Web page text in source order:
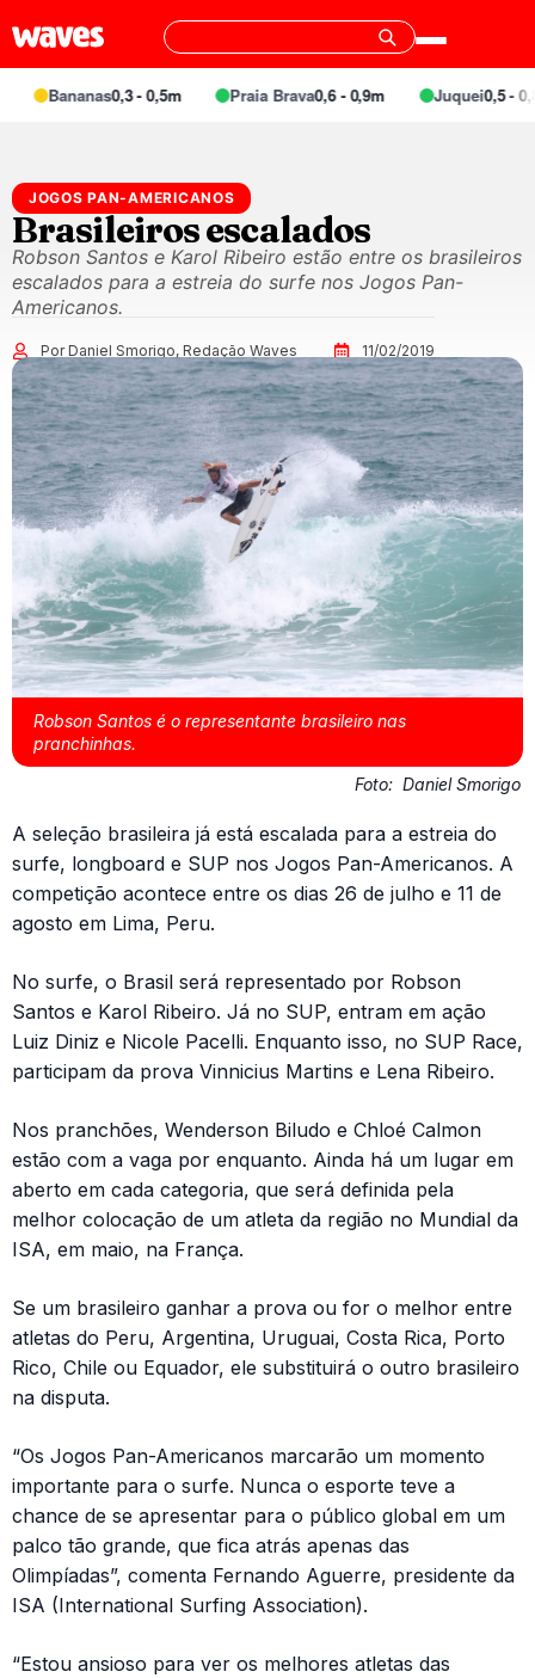
Bananas0,3 - 0,5m Praia Brava0,6 - 0,9m Juquei0,5 -
JOGOS PAN-AMERICANOS
Brasileiros escalados
Robson Santos e Karol Ribeiro estão entre os brasileiros
escalados para a estreia do surfe nos Jogos Pan-
Americanos.
Por Daniel Smorigo, Redação Waves 11/02/2019
Robson Santos é o representante brasileiro nas
pranchinhas.
Foto: Daniel Smorigo
A seleção brasileira já está escalada para a estreia do
surfe, longboard e SUP nos Jogos Pan-Americanos. A
competição acontece entre os dias 26 de julho e 11 de
agosto em Lima, Peru.
No surfe, o Brasil será representado por Robson
Santos e Karol Ribeiro. Já no SUP, entram em ação
Luiz Diniz e Nicole Pacelli. Enquanto isso, no SUP Race,
participam da prova Vinnicius Martins e Lena Ribeiro.
Nos pranchões, Wenderson Biludo e Chloé Calmon
estão com a vaga por enquanto. Ainda há um lugar em
aberto em cada categoria, que será definida pela
melhor colocação de um atleta da região no Mundial da
ISA, em maio, na França.
Se um brasileiro ganhar a prova ou for o melhor entre
atletas do Peru, Argentina, Uruguai, Costa Rica, Porto
Rico, Chile ou Equador, ele substituirá o outro brasileiro
na disputa.
“Os Jogos Pan-Americanos marcarão um momento
importante para o surfe. Nunca o esporte teve a
chance de se apresentar para o público global em um
palco tão grande, que fica atrás apenas das
Olimpíadas”, comenta Fernando Aguerre, presidente da
ISA (International Surfing Association).
“Estou ansioso para ver os melhores atletas das